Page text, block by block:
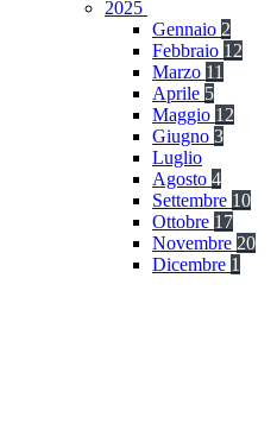
2025
Gennaio 2
Febbraio 12
Marzo 11
Aprile 5
Maggio 12
Giugno 3
Luglio
Agosto 4
Settembre 10
Ottobre 17
Novembre 20
Dicembre 1